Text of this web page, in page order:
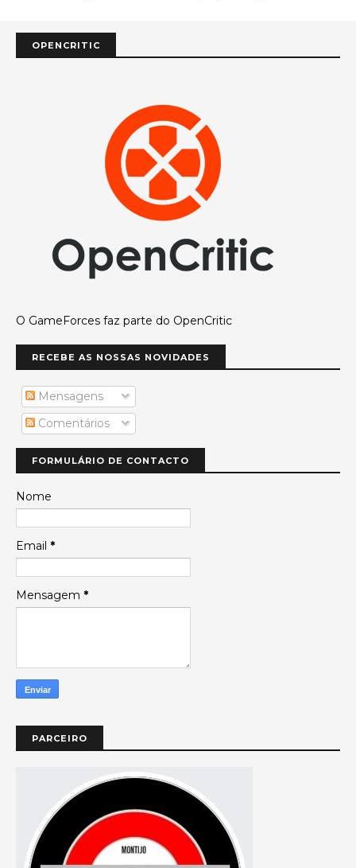
OPENCRITIC
O GameForces faz parte do OpenCritic
RECEBE AS NOSSAS NOVIDADES
Mensagens
Comentários
FORMULÁRIO DE CONTACTO
Nome
Email *
Mensagem *
PARCEIRO